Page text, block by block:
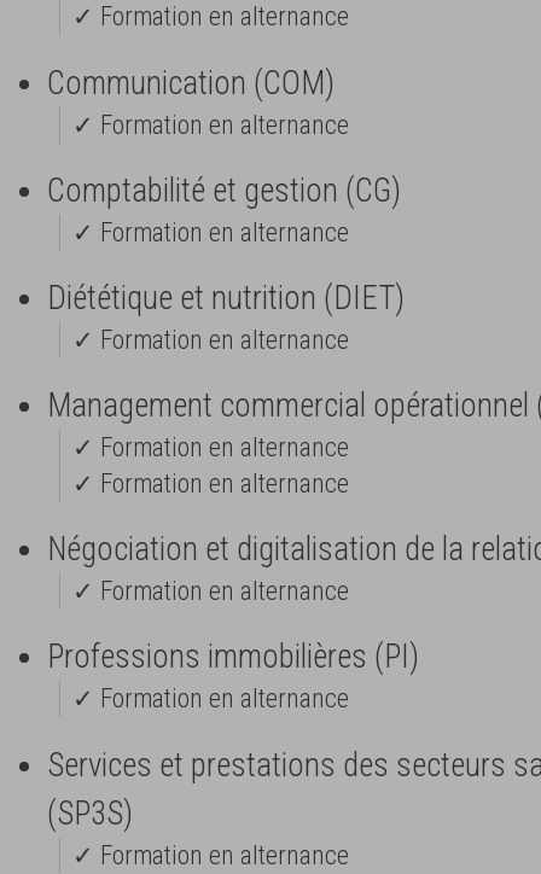
✓ Formation en alternance
Communication (COM)
✓ Formation en alternance
Comptabilité et gestion (CG)
✓ Formation en alternance
Diététique et nutrition (DIET)
✓ Formation en alternance
Management commercial opérationnel
✓ Formation en alternance
✓ Formation en alternance
Négociation et digitalisation de la
✓ Formation en alternance
Professions immobilières (PI)
✓ Formation en alternance
Services et prestations des secteurs
(SP3S)
✓ Formation en alternance